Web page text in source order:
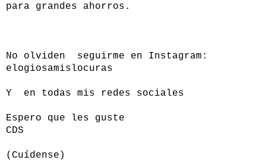
para grandes ahorros.
No olviden seguirme en Instagram:
elogiosamislocuras
Y en todas mis redes sociales
Espero que les guste
CDS
(Cuídense)